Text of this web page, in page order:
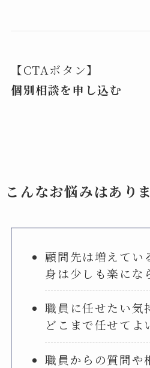
【CTAボタン】
個別相談を申し込む
こんなお悩みはあり
顧問先は増えてい
身は少しも楽にな
職員に任せたい気
どこまで任せてよ
職員からの質問や